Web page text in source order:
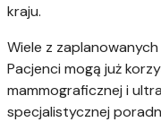
kraju.
Wiele z
Pacjenci mogą już
mammograficznej i
specjalistycznej